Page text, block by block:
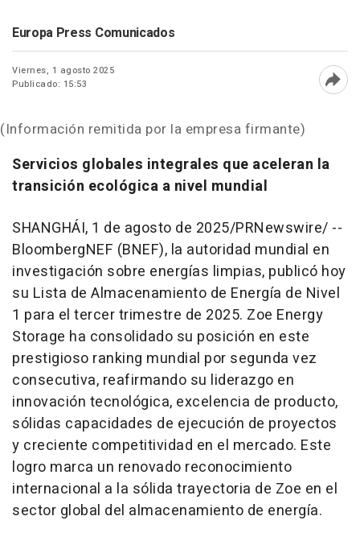
Europa Press Comunicados
Viernes, 1 agosto 2025
Publicado: 15:53
(Información remitida por la empresa firmante)
Servicios globales integrales que aceleran la
transición ecológica a nivel mundial
SHANGHÁI, 1 de agosto de 2025/PRNewswire/ --
BloombergNEF (BNEF), la autoridad mundial en
investigación sobre energías limpias, publicó hoy
su Lista de Almacenamiento de Energía de Nivel
1 para el tercer trimestre de 2025. Zoe Energy
Storage ha consolidado su posición en este
prestigioso ranking mundial por segunda vez
consecutiva, reafirmando su liderazgo en
innovación tecnológica, excelencia de producto,
sólidas capacidades de ejecución de proyectos
y creciente competitividad en el mercado. Este
logro marca un renovado reconocimiento
internacional a la sólida trayectoria de Zoe en el
sector global del almacenamiento de energía.